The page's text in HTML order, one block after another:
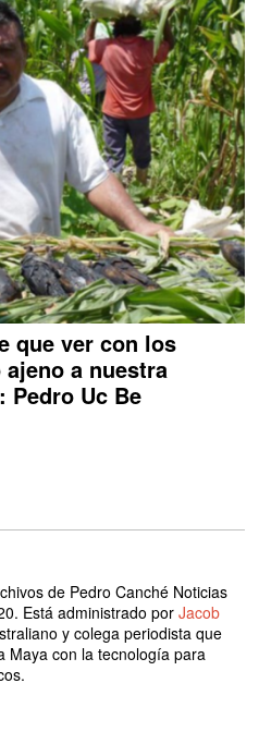
que ver con los
a nuestra
Pedro Uc Be
de Pedro Canché Noticias
Está administrado porJacob
y colega periodista que
Maya con la tecnología para